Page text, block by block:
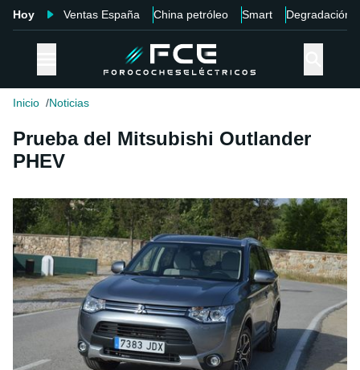
Hoy Ventas España China petróleo Smart Degradación
Inicio Noticias
Prueba del Mitsubishi Outlander
PHEV